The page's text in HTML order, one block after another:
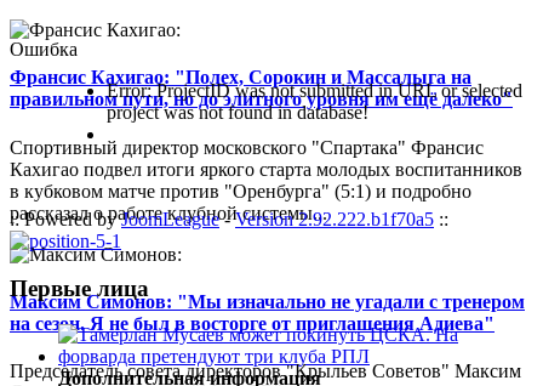
Франсис Кахигао: "Полех, Сорокин и Массалыга на
правильном пути, но до элитного уровня им ещё далеко"
Спортивный директор московского "Спартака" Франсис
Кахигао подвел итоги яркого старта молодых воспитанников
в кубковом матче против "Оренбурга" (5:1) и подробно
рассказал о работе клубной системы...
Максим Симонов: "Мы изначально не угадали с тренером
на сезон. Я не был в восторге от приглашения Адиева"
Председатель совета директоров "Крыльев Советов" Максим
Ошибка
Error: ProjectID was not submitted in URL or selected
project was not found in database!
:: Powered byJoomLeague-Version 2.92.222.b1f70a5 ::
Первые лица
Дополнительная информация